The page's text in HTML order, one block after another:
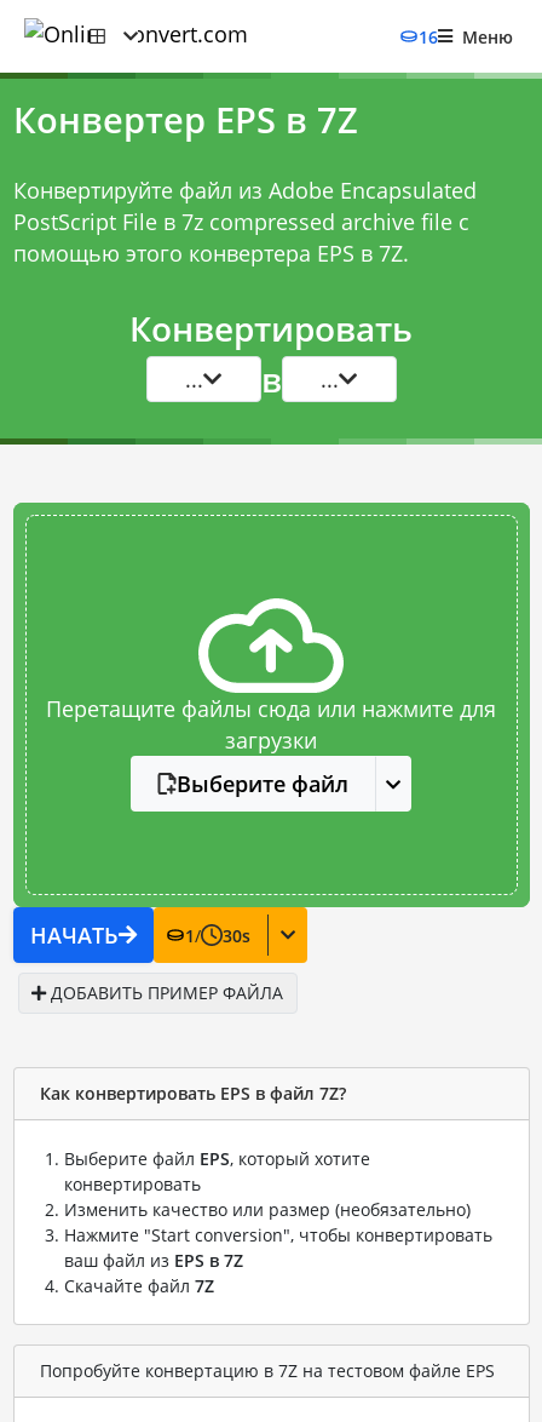
16 Меню
Конвертер EPS в 7Z
Конвертируйте файл из Adobe Encapsulated
PostScript File в 7z compressed archive file с
помощью этого конвертера EPS в 7Z.
Конвертировать
... в ...
Перетащите файлы сюда или нажмите для
загрузки
Выберите файл
НАЧАТЬ 1/ 30s
ДОБАВИТЬ ПРИМЕР ФАЙЛА
Как конвертировать EPS в файл 7Z?
Выберите файл EPS, который хотите
конвертировать
Изменить качество или размер (необязательно)
Нажмите "Start conversion", чтобы конвертировать
ваш файл из EPS в 7Z
Скачайте файл 7Z
Попробуйте конвертацию в 7Z на тестовом файле EPS